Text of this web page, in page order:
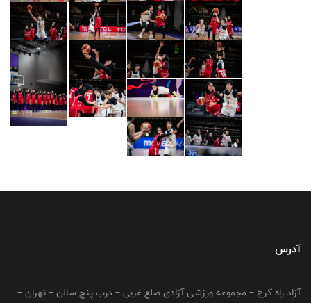
آدرس
آزاد راه کرج – مجموعه ورزشی آزادی ضلع غربی – درب پنج سالن – تهران –